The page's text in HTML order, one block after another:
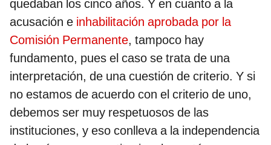
quedaban los cinco años. Y en cuanto a la
acusación e inhabilitación aprobada por la
Comisión Permanente, tampoco hay
fundamento, pues el caso se trata de una
interpretación, de una cuestión de criterio. Y si
no estamos de acuerdo con el criterio de uno,
debemos ser muy respetuosos de las
instituciones, y eso conlleva a la independencia